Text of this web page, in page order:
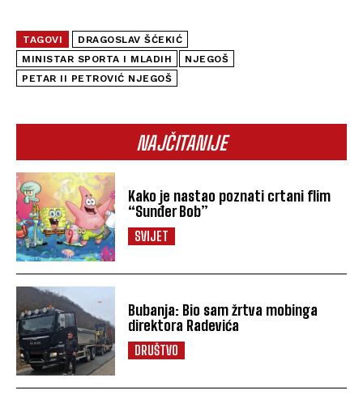
NAJČITANIJE
Kako je nastao poznati crtani flim
“Sunđer Bob”
SVIJET
Bubanja: Bio sam žrtva mobinga
direktora Radevića
DRUŠTVO
TAGOVI
DRAGOSLAV ŠĆEKIĆ
MINISTAR SPORTA I MLADIH
NJEGOŠ
PETAR II PETROVIĆ NJEGOŠ